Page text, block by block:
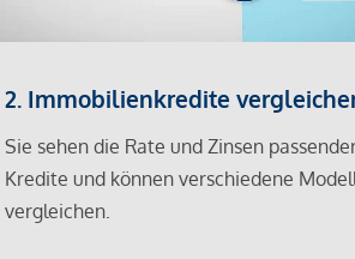
2. Immobilienkredite
Sie sehen die Rate und Zinsen
Kredite und können verschiedene
vergleichen.